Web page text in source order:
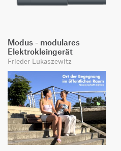
Modus - modulares
Elektrokleingerät
Frieder Lukaszewitz